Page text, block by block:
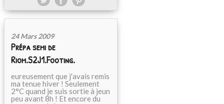
24 Mars 2009
Prépa semi de
Riom.S2J1.Footing.
eureusement que j'avais remis
ma tenue hiver ! Seulement
2°C quand je suis sortie à jeun
peu avant 8h ! Et encore du